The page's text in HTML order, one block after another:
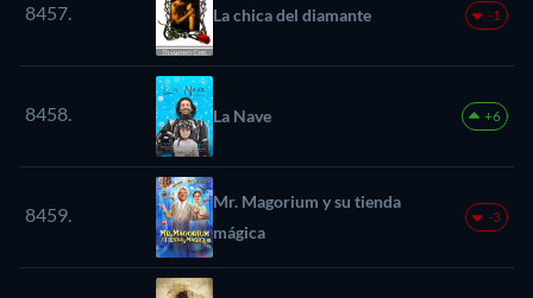
8457. La chica del diamante -1
8458. La Nave +6
8459.
Mr. Magorium y su tienda
mágica
-3